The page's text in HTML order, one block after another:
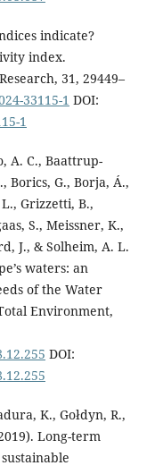
indicate?
index.
31, 29449–
33115-1 DOI:
1
A. C., Baattrup-
Borics, G., Borja, Á.,
Grizzetti, B.,
S., Meissner, K.,
J., & Solheim, A. L.
waters: an
of the Water
Environment,
DOI:
K., Gołdyn, R.,
Long-term